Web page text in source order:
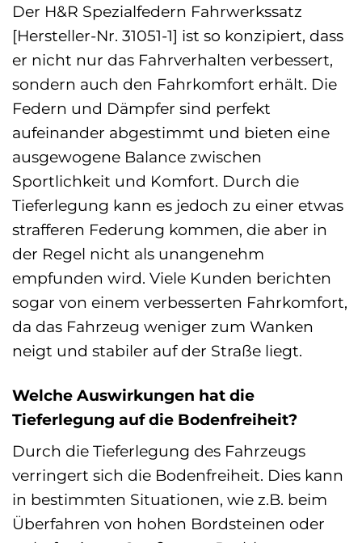
Der H&R Spezialfedern Fahrwerkssatz
[Hersteller-Nr. 31051-1] ist so konzipiert, dass
er nicht nur das Fahrverhalten verbessert,
sondern auch den Fahrkomfort erhält. Die
Federn und Dämpfer sind perfekt
aufeinander abgestimmt und bieten eine
ausgewogene Balance zwischen
Sportlichkeit und Komfort. Durch die
Tieferlegung kann es jedoch zu einer etwas
strafferen Federung kommen, die aber in
der Regel nicht als unangenehm
empfunden wird. Viele Kunden berichten
sogar von einem verbesserten Fahrkomfort,
da das Fahrzeug weniger zum Wanken
neigt und stabiler auf der Straße liegt.
Welche Auswirkungen hat die
Tieferlegung auf die Bodenfreiheit?
Durch die Tieferlegung des Fahrzeugs
verringert sich die Bodenfreiheit. Dies kann
in bestimmten Situationen, wie z.B. beim
Überfahren von hohen Bordsteinen oder